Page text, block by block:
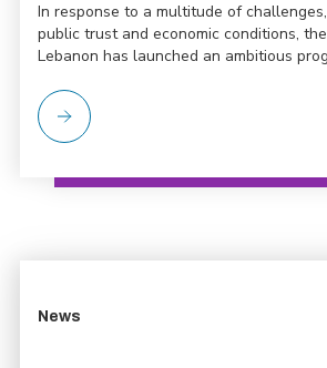
In response to a multitude of
public trust and economic conditions,
Lebanon has launched an ambitious
News